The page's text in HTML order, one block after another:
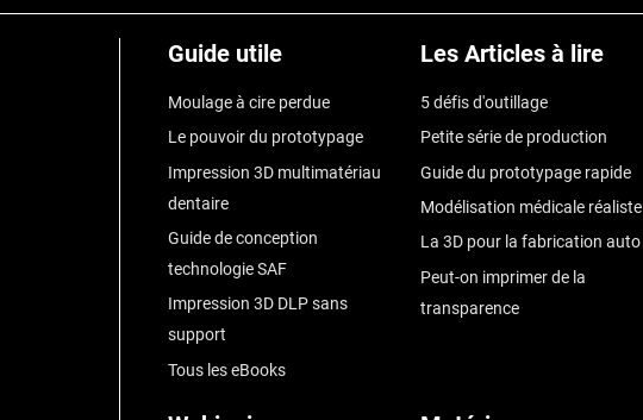
Guide utile
Moulage à cire perdue
Le pouvoir du prototypage
Impression 3D multimatériau
dentaire
Guide de conception
technologie SAF
Impression 3D DLP sans
support
Tous les eBooks
Les Articles à lire
5 défis d'outillage
Petite série de production
Guide du prototypage rapide
Modélisation médicale réaliste
La 3D pour la fabrication auto
Peut-on imprimer de la
transparence